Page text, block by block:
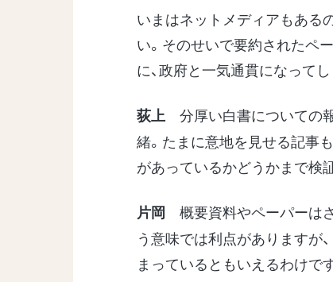
いまはネットメディアもある
い。そのせいで要約されたペ
に、政府と一気通貫になってし
荻上 分厚い白書についての
緒。たまに意地を見せる記事
があっているかどうかまで検
片岡 概要資料やペーパーは
う意味では利点がありますが
まっているともいえるわけで